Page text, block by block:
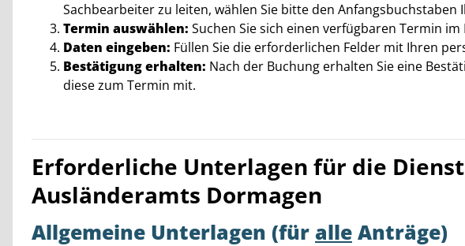
Sachbearbeiter zu leiten, wählen Sie bitte den Anfangsbuchstaben
Termin auswählen: Suchen Sie sich einen verfügbaren Termin im
Daten eingeben: Füllen Sie die erforderlichen Felder mit Ihren
Bestätigung erhalten: Nach der Buchung erhalten Sie eine
diese zum Termin mit.
Erforderliche Unterlagen für die
Ausländeramts Dormagen
Allgemeine Unterlagen (für alle Anträge)